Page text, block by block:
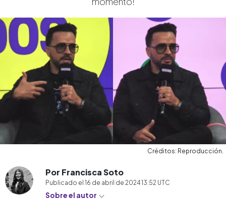
Créditos: Reproducción.
Por Francisca Soto
Publicado el 16 de abril de 2024 13:52 UTC
Sobre el autor